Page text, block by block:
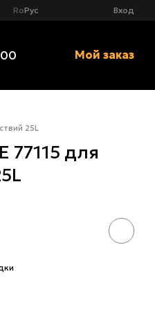
RoРус Вход
Мой заказ
25L
77115 для